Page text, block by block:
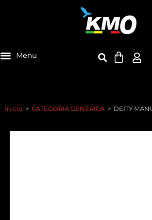
Inicio > CATEGORIA GENERICA > DEITY